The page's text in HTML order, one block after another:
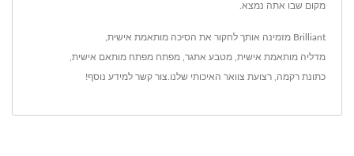
מקום שבו אתה נמצא.
Brilliant מזמינה אותך לחקור את ה סיכה מותאמת אישית
מדליה מותאמת אישית מטבע אתגר מפתח מפתח מותאם אישית
כתונת רקמה רצועת צוואר האיכותי שלנו. צור קשר למידע נוסף!